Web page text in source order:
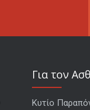
Για τον
Κυτίο